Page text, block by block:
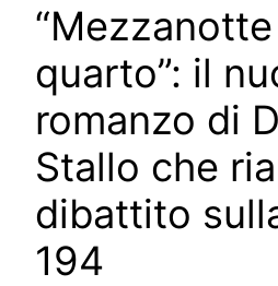
quarto”: il
romanzo di
Stallo che
dibattito
194